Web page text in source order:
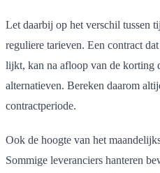
Let daarbij op het verschil tussen
reguliere tarieven. Een contract
lijkt, kan na afloop van de korting
alternatieven. Bereken daarom
contractperiode.
Ook de hoogte van het
Sommige leveranciers hanteren